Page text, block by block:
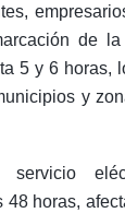
de
5 y 6 horas,
y
servicio
horas,